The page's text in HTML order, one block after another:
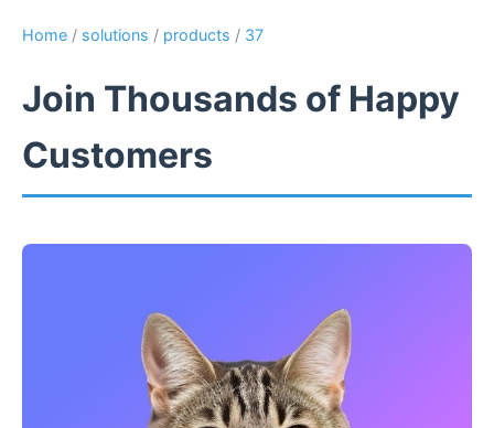
Home / solutions / products / 37
Join Thousands of Happy
Customers